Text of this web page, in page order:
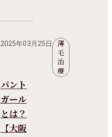
2025年03月25日
薄
毛
治
療
パント
ガール
とは？
【大阪